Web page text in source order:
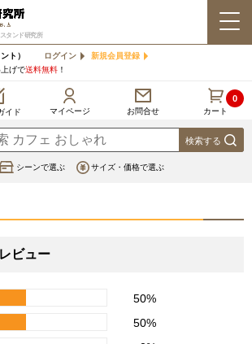
タンド研究所
ト） ログイン
新規会員登録
げで送料無料 ！
イド マイページ お問合せ カート
0
シーンで選ぶ サイズ・価格で選ぶ
ビュー
50%
50%